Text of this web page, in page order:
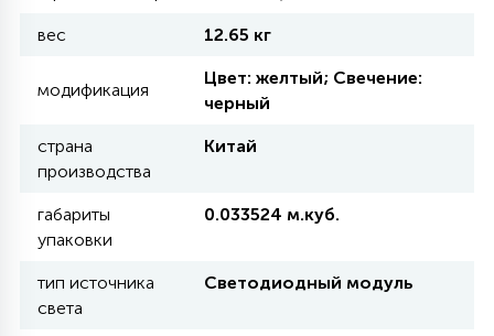
УЛИЧНЫЕ ЕЛИ
ИНТЕРЬЕРНЫЕ ЕЛИ
вес 12.65 кг
модификация
Цвет: желтый; Свечение:
черный
страна
производства
Китай
габариты
упаковки
0.033524 м.куб.
тип источника
света
Светодиодный модуль